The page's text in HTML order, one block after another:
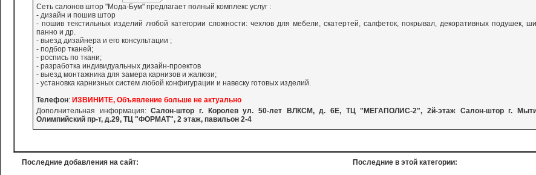
Сеть салонов штор "Мода-Бум" предлагает полный комплекс услуг :
- дизайн и пошив штор
- пошив текстильных изделий любой категории сложности: чехлов для мебели, скатертей, салфеток, покрывал, декоративных подушек,
панно и др.
- выезд дизайнера и его консультации ;
- подбор тканей;
- роспись по ткани;
- разработка индивидуальных дизайн-проектов
- выезд монтажника для замера карнизов и жалюзи;
- установка карнизных систем любой конфигурации и навеску готовых изделий.
Телефон: ИЗВИНИТЕ, Объявление больше не актуально
Дополнительная информация:Салон-штор г. Королев ул. 50-лет ВЛКСМ, д. 6Е, ТЦ "МЕГАПОЛИС-2", 2й-этаж Салон-штор г.
Олимпийский пр-т, д.29, ТЦ "ФОРМАТ", 2 этаж, павильон 2-4
Последние добавления на сайт: Последние в этой категории: